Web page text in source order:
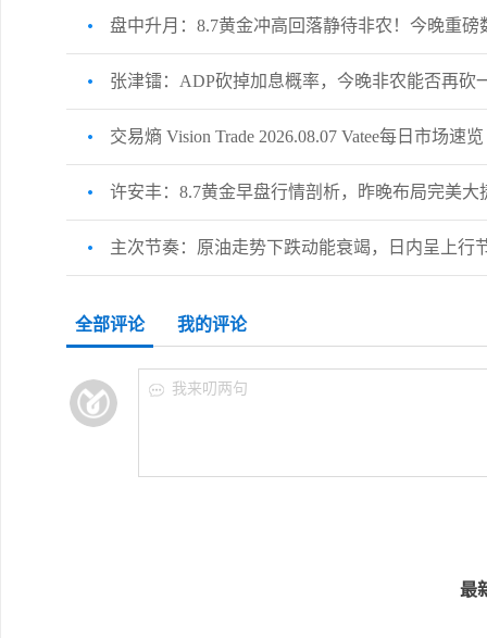
盘中升月：8.7黄金冲高回落静待非农！今晚重磅
张津镭：ADP砍掉加息概率，今晚非农能否再砍
交易熵 Vision Trade 2026.08.07 Vatee每日市场速览
许安丰：8.7黄金早盘行情剖析，昨晚布局完美大
主次节奏：原油走势下跌动能衰竭，日内呈上行
全部评论 我的评论
我来叨两句
最